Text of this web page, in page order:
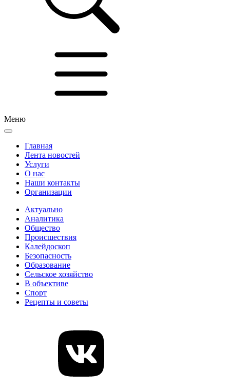
Меню
Главная
Лента новостей
Услуги
О нас
Наши контакты
Организации
Актуально
Аналитика
Общество
Происшествия
Калейдоскоп
Безопасность
Образование
Сельское хозяйство
В объективе
Спорт
Рецепты и советы